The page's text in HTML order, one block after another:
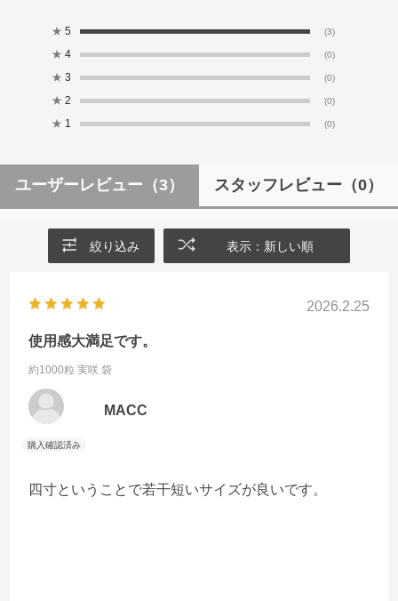
★ 5 (3)
★ 4 (0)
★ 3 (0)
★ 2 (0)
★ 1 (0)
ユーザーレビュー （3） スタッフレビュー （0）
絞り込み 表示：新しい順
2026.2.25
使用感大満足です。
約1000粒 実咲 袋
MACC
四寸ということで若干短いサイズが良いです。